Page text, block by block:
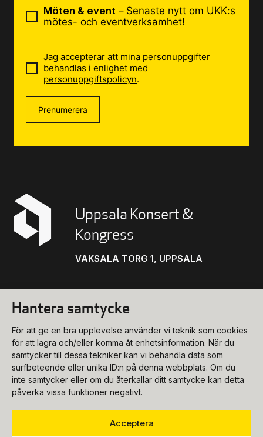
Hantera samtycke
För att ge en bra upplevelse använder vi teknik som cookies
för att lagra och/eller komma åt enhetsinformation. När du
samtycker till dessa tekniker kan vi behandla data som
surfbeteende eller unika ID:n på denna webbplats. Om du
inte samtycker eller om du återkallar ditt samtycke kan detta
påverka vissa funktioner negativt.
Acceptera
Uppsala Konsert &
Kongress
VAKSALA TORG 1, UPPSALA
Möten & event – Senaste nytt om UKK:s
mötes- och eventverksamhet!
Jag accepterar att mina personuppgifter
behandlas i enlighet med
personuppgiftspolicyn.
Prenumerera
Konsert
biljettkassa@ukk.se
018-727 90 00
Program & biljetter
Konferens
konferens@ukk.se
Bokningsförfrågan
Om oss